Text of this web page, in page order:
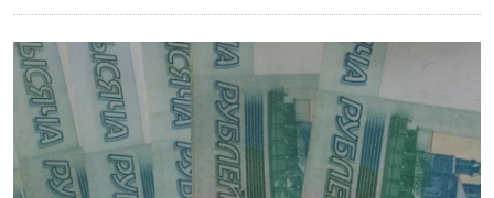
Финансы